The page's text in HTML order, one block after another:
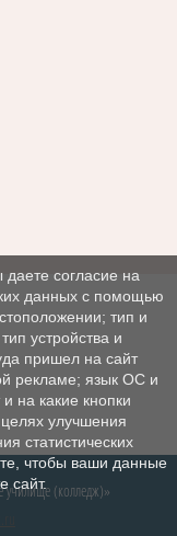
(колледж)»
согласие на
данных с помощью
тип и
устройства и
пришел на сайт
рекламе; язык ОС и
на какие кнопки
улучшения
статистических
чтобы ваши данные
сайт.